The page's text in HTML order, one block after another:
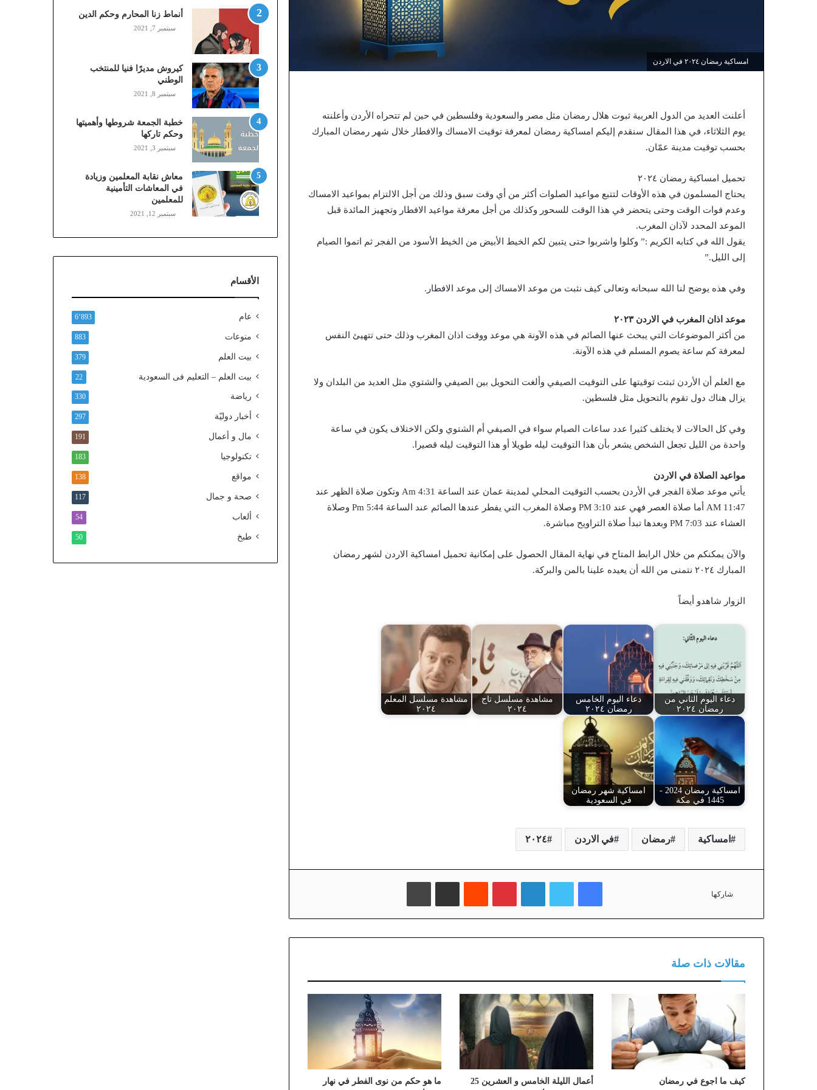
امساكية رمضان ٢٠٢٤ في الاردن
أعلنت العديد من الدول العربية ثبوت هلال رمضان مثل مصر والسعودية وفلسطين في حين لم تتحراه الأردن وأعلنته
يوم الثلاثاء، في هذا المقال سنقدم إليكم امساكية رمضان لمعرفة توقيت الامساك والافطار خلال شهر رمضان المبارك
بحسب توقيت مدينة عمّان.
تحميل امساكية رمضان ٢٠٢٤
يحتاج المسلمون في هذه الأوقات لتتبع مواعيد الصلوات أكثر من أي وقت سبق وذلك من أجل الالتزام بمواعيد الامساك
وعدم فوات الوقت وحتى يتحضر في هذا الوقت للسحور وكذلك من أجل معرفة مواعيد الافطار وتجهيز المائدة قبل
الموعد المحدد لآذان المغرب.
يقول الله في كتابه الكريم :” وكلوا واشربوا حتى يتبين لكم الخيط الأبيض من الخيط الأسود من الفجر ثم اتموا الصيام
إلى الليل.”
وفي هذه يوضح لنا الله سبحانه وتعالى كيف نثبت من موعد الامساك إلى موعد الافطار.
موعد اذان المغرب في الاردن ٢٠٢٣
من أكثر الموضوعات التي يبحث عنها الصائم في هذه الآونة هي موعد ووقت اذان المغرب وذلك حتى تتهيئ النفس
لمعرفة كم ساعة يصوم المسلم في هذه الآونة.
مع العلم أن الأردن ثبتت توقيتها على التوقيت الصيفي وألغت التحويل بين الصيفي والشتوي مثل العديد من البلدان ولا
يزال هناك دول تقوم بالتحويل مثل فلسطين.
وفي كل الحالات لا يختلف كثيرا عدد ساعات الصيام سواء في الصيفي أم الشتوي ولكن الاختلاف يكون في ساعة
واحدة من الليل تجعل الشخص يشعر بأن هذا التوقيت ليله طويلا أو هذا التوقيت ليله قصيرا.
مواعيد الصلاة في الاردن
يأتي موعد صلاة الفجر في الأردن بحسب التوقيت المحلي لمدينة عمان عند الساعة 4:31 Am وتكون صلاة الظهر عند
11:47 AM أما صلاة العصر فهي عند 3:10 PM وصلاة المغرب التي يفطر عندها الصائم عند الساعة 5:44 Pm وصلاة
العشاء عند 7:03 PM وبعدها تبدأ صلاة التراويح مباشرة.
والآن يمكنكم من خلال الرابط المتاح في نهاية المقال الحصول على إمكانية تحميل امساكية الاردن لشهر رمضان
المبارك ٢٠٢٤ نتمنى من الله أن يعيده علينا بالمن والبركة.
الزوار شاهدو أيضاً
دعاء اليوم الثاني من
رمضان ٢٠٢٤
دعاء اليوم الخامس
رمضان ٢٠٢٤
مشاهدة مسلسل تاج
٢٠٢٤
مشاهدة مسلسل المعلم
٢٠٢٤
امساكية رمضان 2024 -
1445 في مكة
امساكية شهر رمضان
في السعودية
امساكية رمضان في الاردن ٢٠٢٤
شاركها
فيسبوك تويتر لينكدإن بينتيريست مشاركة عبر البريد
مقالات ذات صلة
كيف ما اجوع في رمضان
أعمال الليلة الخامس و العشرين 25
ما هو حكم من نوى الفطر في نهار
,
م
ا
ي
ل
ي
،
ز
ي
ن
)
ع
ب
ر
ا
ن
ذ
و
ن
ي
ل
م
ح
أنماط زنا المحارم وحكم الدين
سبتمبر 7, 2021
كيروش مديرًا فنيا للمنتخب
الوطني
سبتمبر 8, 2021
خطبة الجمعة شروطها وأهميتها
وحكم تاركها
سبتمبر 3, 2021
معاش نقابة المعلمين وزيادة
في المعاشات التأمينية
للمعلمين
سبتمبر 12, 2021
الأقسام
عام 6٬893
منوعات 883
بيت العلم 379
بيت العلم – التعليم فى السعودية 22
رياضة 330
أخبار دوليّة 297
مال و أعمال 191
تكنولوجيا 183
مواقع 138
صحة و جمال 117
ألعاب 54
طبخ 50